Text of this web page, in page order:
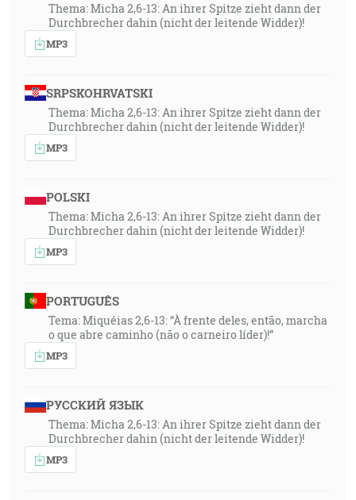
Thema: Micha 2,6-13: An ihrer Spitze zieht dann der
Durchbrecher dahin (nicht der leitende Widder)!
MP3
SRPSKOHRVATSKI
Thema: Micha 2,6-13: An ihrer Spitze zieht dann der
Durchbrecher dahin (nicht der leitende Widder)!
MP3
POLSKI
Thema: Micha 2,6-13: An ihrer Spitze zieht dann der
Durchbrecher dahin (nicht der leitende Widder)!
MP3
PORTUGUÊS
Tema: Miquéias 2,6-13: “À frente deles, então, marcha
o que abre caminho (não o carneiro líder)!”
MP3
РУССКИЙ ЯЗЫК
Thema: Micha 2,6-13: An ihrer Spitze zieht dann der
Durchbrecher dahin (nicht der leitende Widder)!
MP3